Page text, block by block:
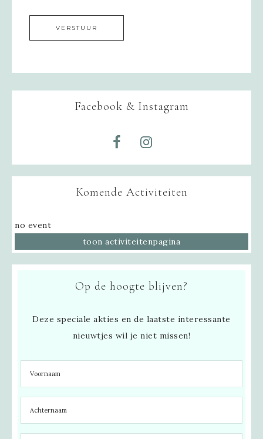
Facebook & Instagram
Komende Activiteiten
no event
toon activiteitenpagina
Op de hoogte blijven?
Deze speciale akties en de laatste interessante
nieuwtjes wil je niet missen!